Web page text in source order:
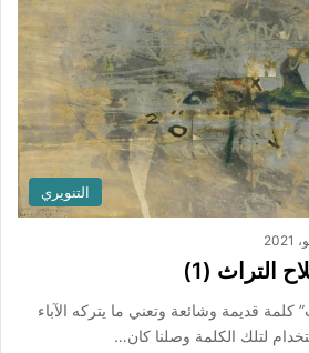
التنويري
التراث (1)
قديمة وشائعة وتعني ما يتركه الآباء
لتلك الكلمة وصلنا كان…